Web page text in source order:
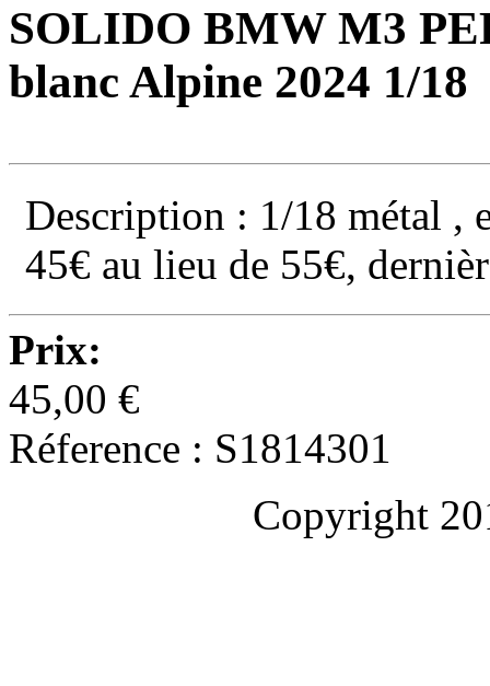
SOLIDO BMW M3
blanc Alpine 2024 1/18
Description : 1/18 métal ,
45€ au lieu de 55€,
Prix:
45,00 €
Réference : S1814301
Copyright